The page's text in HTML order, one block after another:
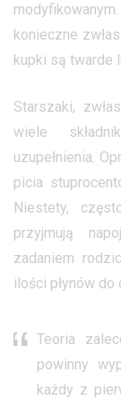
konieczne
kupki są twarde
Starszaki,
wiele
uzupełnienia.
picia
Niestety,
przyjmują
zadaniem
ilości płynów
Teoria
powinny
każdy z